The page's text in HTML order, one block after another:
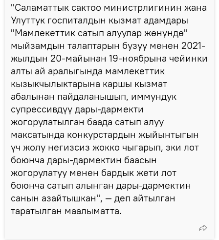
"Саламаттык сактоо министрлигинин жана
Улуттук госпиталдын кызмат адамдары
"Мамлекеттик сатып алуулар жөнүндө"
мыйзамдын талаптарын бузуу менен 2021-
жылдын 20-майынан 19-ноябрына чейинки
алты ай аралыгында мамлекеттик
кызыкчылыктарына каршы кызмат
абалынан пайдаланышып, иммундук
супрессивдүү дары-дармекти
жогорулатылган баада сатып алуу
максатында конкурстардын жыйынтыгын
үч жолу негизсиз жокко чыгарып, эки лот
боюнча дары-дармектин баасын
жогорулатуу менен бардык жети лот
боюнча сатып алынган дары-дармектин
санын азайтышкан", — деп айтылган
таратылган маалыматта.